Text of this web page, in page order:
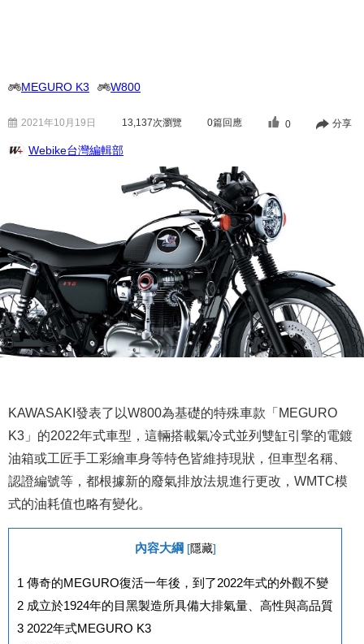
MEGURO K3 W800
2021年10月19日 13,137次瀏覽 0篇回應 0 分享
Webike台灣編輯部
KAWASAKI發表了以W800為基礎的特殊車款「MEGURO
K3」的2022年式車型，這輛搭載氣冷式並列雙缸引擎的電鍍
油箱或工匠手工彩繪車身等特色皆維持現狀，但車型名稱、
認證編號等，都根據新的廢氣排放法規進行更改，WMTC模
式的油耗值也略有變化。
內容大綱 [隱藏]
1 傳奇的MEGURO復活一年後，到了2022年式的外觀不變
2 成立於1924年的目黑製造所具備大排氣量、高性與高品質
3 2022年式MEGURO K3